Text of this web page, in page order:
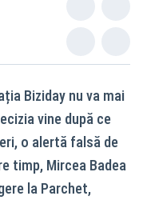
Biziday nu va mai
vine după ce
o alertă falsă de
timp, Mircea Badea
la Parchet,